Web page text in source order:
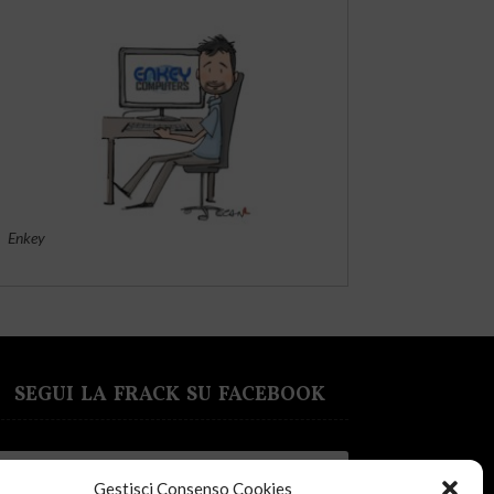
Gestisci Consenso Cookies
Enkey
SEGUI LA FRACK SU FACEBOOK